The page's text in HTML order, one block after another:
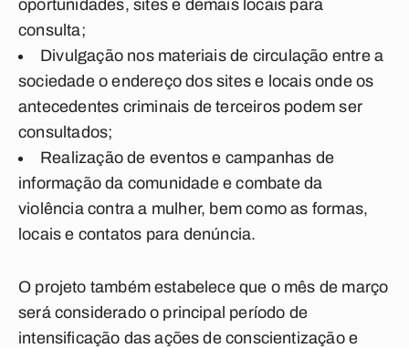
oportunidades, sites e demais locais para
consulta;
Divulgação nos materiais de circulação entre a
sociedade o endereço dos sites e locais onde os
antecedentes criminais de terceiros podem ser
consultados;
Realização de eventos e campanhas de
informação da comunidade e combate da
violência contra a mulher, bem como as formas,
locais e contatos para denúncia.
O projeto também estabelece que o mês de março
será considerado o principal período de
intensificação das ações de conscientização e